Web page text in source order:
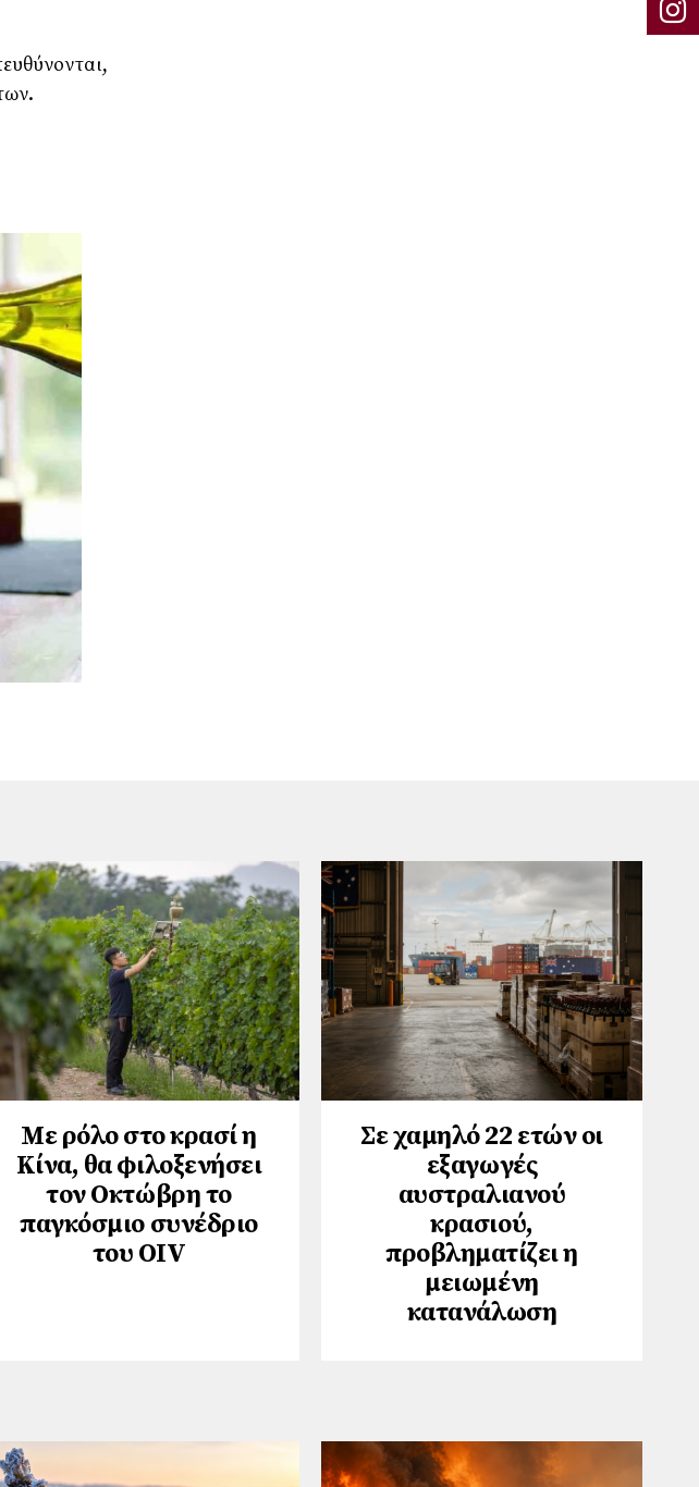
Με ρόλο στο κρασί η
Κίνα, θα φιλοξενήσει
τον Οκτώβρη το
παγκόσμιο συνέδριο
του ΟΙV
Σε χαμηλό 22 ετών οι
εξαγωγές
αυστραλιανού
κρασιού,
προβληματίζει η
μειωμένη
κατανάλωση